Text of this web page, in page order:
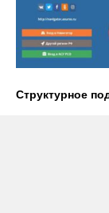
Структурное